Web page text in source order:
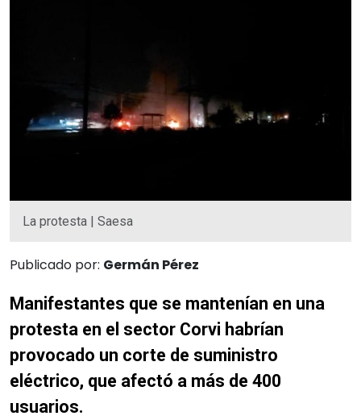
La protesta | Saesa
Publicado por: Germán Pérez
Manifestantes que se mantenían en una
protesta en el sector Corvi habrían
provocado un corte de suministro
eléctrico, que afectó a más de 400
usuarios.